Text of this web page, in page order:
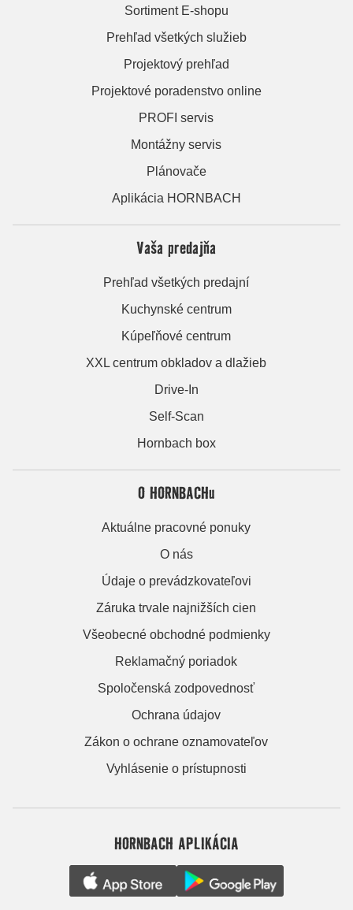
Sortiment E-shopu
Prehľad všetkých služieb
Projektový prehľad
Projektové poradenstvo online
PROFI servis
Montážny servis
Plánovače
Aplikácia HORNBACH
Vaša predajňa
Prehľad všetkých predajní
Kuchynské centrum
Kúpeľňové centrum
XXL centrum obkladov a dlažieb
Drive-In
Self-Scan
Hornbach box
O HORNBACHu
Aktuálne pracovné ponuky
O nás
Údaje o prevádzkovateľovi
Záruka trvale najnižších cien
Všeobecné obchodné podmienky
Reklamačný poriadok
Spoločenská zodpovednosť
Ochrana údajov
Zákon o ochrane oznamovateľov
Vyhlásenie o prístupnosti
HORNBACH APLIKÁCIA